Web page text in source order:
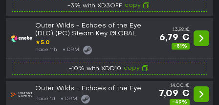
-3% with XD3OFF copy
Outer Wilds - Echoes of the Eye
(DLC) (PC) Steam Key GLOBAL
★5.0
hace 11h DRM:
13,99 €
6,79 €
-51%
-10% with XDD10 copy
Outer Wilds - Echoes of the Eye
hace 1d DRM:
14,00 €
7,09 €
-49%